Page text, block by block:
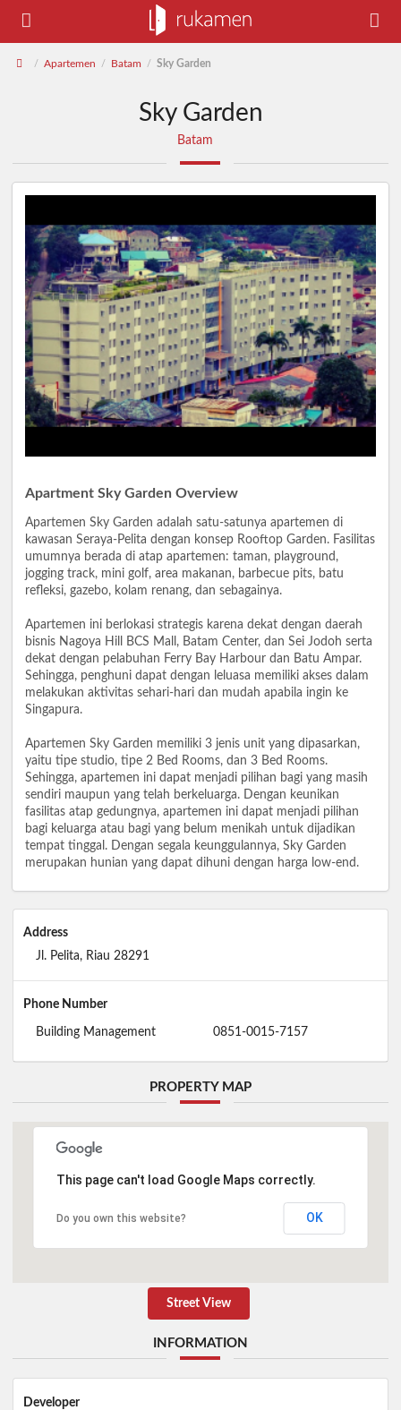
/ Apartemen / Batam / Sky Garden
Sky Garden
Batam
Apartment Sky Garden Overview
Apartemen Sky Garden adalah satu-satunya apartemen di
kawasan Seraya-Pelita dengan konsep Rooftop Garden. Fasilitas
umumnya berada di atap apartemen: taman, playground,
jogging track, mini golf, area makanan, barbecue pits, batu
refleksi, gazebo, kolam renang, dan sebagainya.
Apartemen ini berlokasi strategis karena dekat dengan daerah
bisnis Nagoya Hill BCS Mall, Batam Center, dan Sei Jodoh serta
dekat dengan pelabuhan Ferry Bay Harbour dan Batu Ampar.
Sehingga, penghuni dapat dengan leluasa memiliki akses dalam
melakukan aktivitas sehari-hari dan mudah apabila ingin ke
Singapura.
Apartemen Sky Garden memiliki 3 jenis unit yang dipasarkan,
yaitu tipe studio, tipe 2 Bed Rooms, dan 3 Bed Rooms.
Sehingga, apartemen ini dapat menjadi pilihan bagi yang masih
sendiri maupun yang telah berkeluarga. Dengan keunikan
fasilitas atap gedungnya, apartemen ini dapat menjadi pilihan
bagi keluarga atau bagi yang belum menikah untuk dijadikan
tempat tinggal. Dengan segala keunggulannya, Sky Garden
merupakan hunian yang dapat dihuni dengan harga low-end.
Address
Jl. Pelita, Riau 28291
Phone Number
Building Management 0851-0015-7157
PROPERTY MAP
This page can't load Google Maps correctly.
Do you own this website? OK
Street View
INFORMATION
Developer